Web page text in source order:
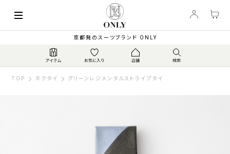
京都発のスーツブランド ONLY
TOP ネクタイ グリーンレジメンタルストライプタイ